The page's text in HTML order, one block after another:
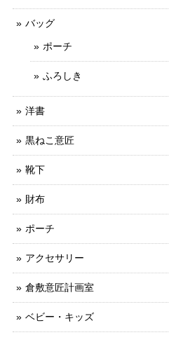
バッグ
ポーチ
ふろしき
洋書
黒ねこ意匠
靴下
財布
ポーチ
アクセサリー
倉敷意匠計画室
ベビー・キッズ